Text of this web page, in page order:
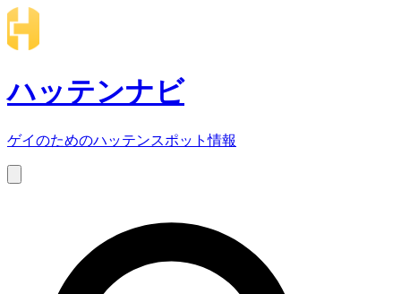
ハッテンナビ
ゲイのためのハッテンスポット情報